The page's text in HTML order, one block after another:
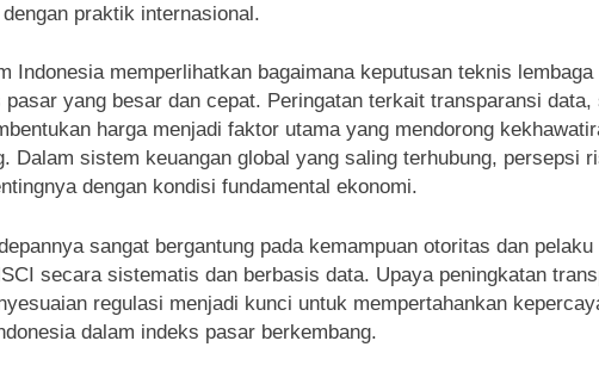
praktik internasional.
Indonesia memperlihatkan bagaimana keputusan teknis lembaga
yang besar dan cepat. Peringatan terkait transparansi
harga menjadi faktor utama yang mendorong
Dalam sistem keuangan global yang saling terhubung, persepsi
dengan kondisi fundamental ekonomi.
sangat bergantung pada kemampuan otoritas dan pelaku
secara sistematis dan berbasis data. Upaya peningkatan
regulasi menjadi kunci untuk mempertahankan
dalam indeks pasar berkembang.